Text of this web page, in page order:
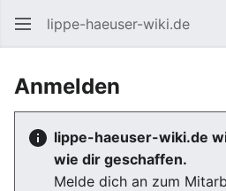
lippe-haeuser-wiki.de
Anmelden
lippe-haeuser-wiki.de
wie dir geschaffen.
Melde dich an zum